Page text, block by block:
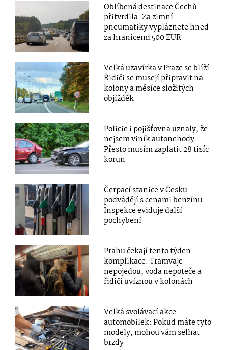
Oblíbená destinace Čechů
přitvrdila. Za zimní
pneumatiky vypláznete hned
za hranicemi 500 EUR
Velká uzavírka v Praze se blíží:
Řidiči se musejí připravit na
kolony a měsíce složitých
objížděk
Policie i pojišťovna uznaly, že
nejsem viník autonehody.
Přesto musím zaplatit 28 tisíc
korun
Čerpací stanice v Česku
podvádějí s cenami benzínu.
Inspekce eviduje další
pochybení
Prahu čekají tento týden
komplikace: Tramvaje
nepojedou, voda nepoteče a
řidiči uvíznou v kolonách
Velká svolávací akce
automobilek: Pokud máte tyto
modely, mohou vám selhat
brzdy